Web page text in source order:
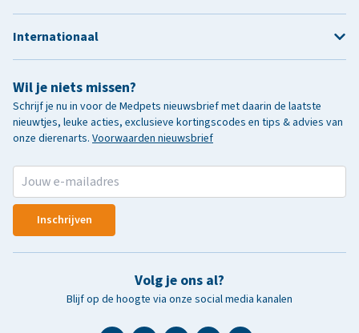
Wil je niets missen?
Schrijf je nu in voor de Medpets nieuwsbrief met daarin de laatste
nieuwtjes, leuke acties, exclusieve kortingscodes en tips & advies van
onze dierenarts. Voorwaarden nieuwsbrief
Inschrijven
Volg je ons al?
Blijf op de hoogte via onze social media kanalen
Internationaal